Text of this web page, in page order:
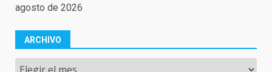
agosto de 2026
ARCHIVO
Archivo